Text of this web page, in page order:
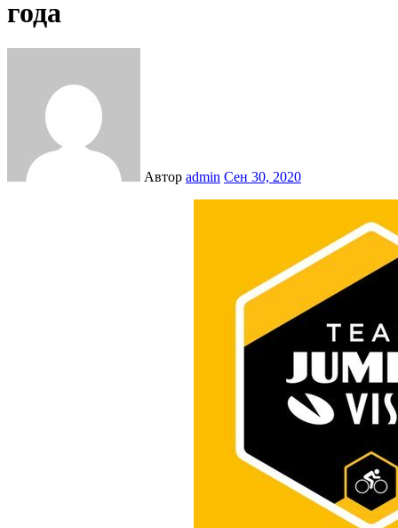
года
Автор admin Сен 30, 2020